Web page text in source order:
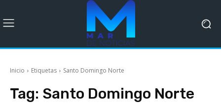
Inicio Etiquetas Santo Domingo Norte
Tag: Santo Domingo Norte